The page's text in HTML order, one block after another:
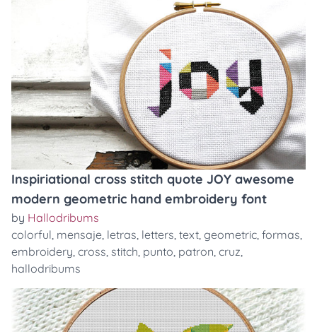
Inspiriational cross stitch quote JOY awesome
modern geometric hand embroidery font
by Hallodribums
colorful, mensaje, letras, letters, text, geometric, formas,
embroidery, cross, stitch, punto, patron, cruz,
hallodribums